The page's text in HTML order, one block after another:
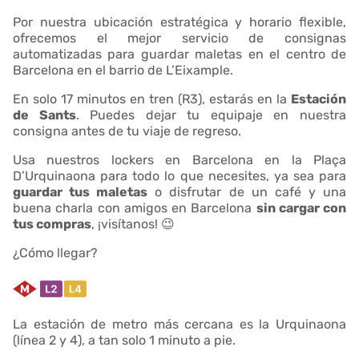
Por nuestra ubicación estratégica y horario flexible,
ofrecemos el mejor servicio de consignas
automatizadas para guardar maletas en el centro de
Barcelona en el barrio de L’Eixample.
En solo 17 minutos en tren (R3), estarás en la Estación
de Sants. Puedes dejar tu equipaje en nuestra
consigna antes de tu viaje de regreso.
Usa nuestros lockers en Barcelona en la Plaça
D’Urquinaona para todo lo que necesites, ya sea para
guardar tus maletas o disfrutar de un café y una
buena charla con amigos en Barcelona sin cargar con
tus compras, ¡visítanos! 😉
¿Cómo llegar?
La estación de metro más cercana es la Urquinaona
(línea 2 y 4), a tan solo 1 minuto a pie.